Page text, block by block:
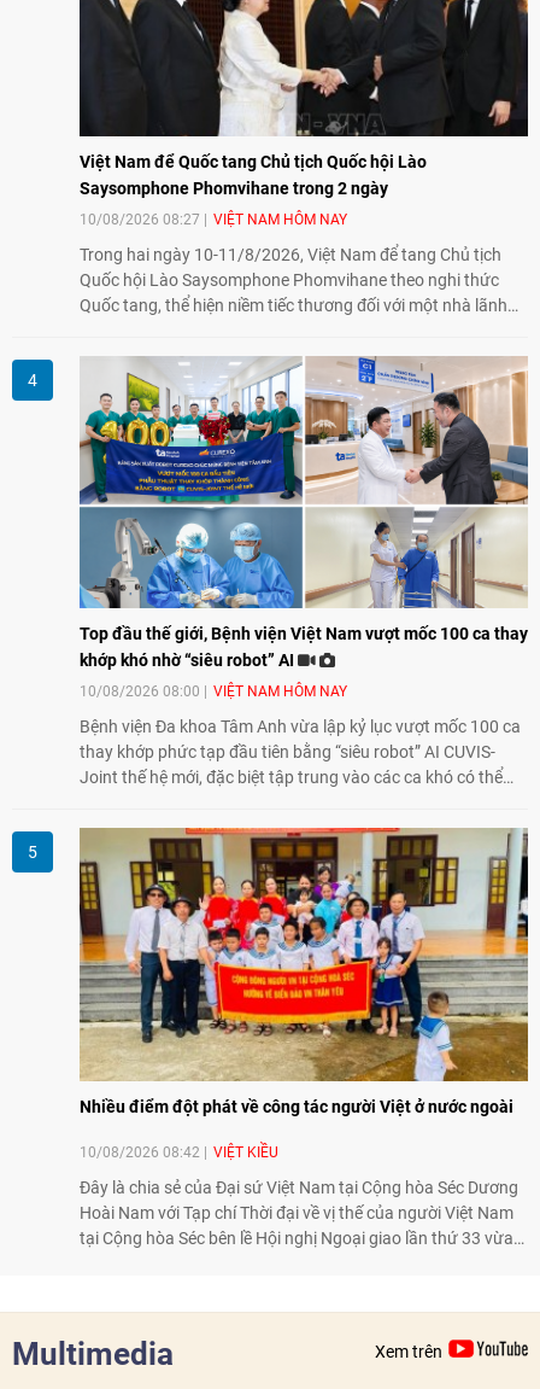
Việt Nam để Quốc tang Chủ tịch Quốc hội Lào
Saysomphone Phomvihane trong 2 ngày
10/08/2026 08:27 VIỆT NAM HÔM NAY
Trong hai ngày 10-11/8/2026, Việt Nam để tang Chủ tịch
Quốc hội Lào Saysomphone Phomvihane theo nghi thức
Quốc tang, thể hiện niềm tiếc thương đối với một nhà lãnh
nghị vĩ đại, đoàn kết đặc biệt Việt Nam - Lào.
Top đầu thế giới, Bệnh viện Việt Nam vượt mốc 100 ca thay
khớp khó nhờ “siêu robot” AI
10/08/2026 08:00 VIỆT NAM HÔM NAY
Bệnh viện Đa khoa Tâm Anh vừa lập kỷ lục vượt mốc 100 ca
thay khớp phức tạp đầu tiên bằng “siêu robot” AI CUVIS-
Joint thế hệ mới, đặc biệt tập trung vào các ca khó có thể
mở ra cơ hội mới cho nhiều người bệnh đang đối mặt nguy
cơ “tàn phế”.
Nhiều điểm đột phát về công tác người Việt ở nước ngoài
10/08/2026 08:42 VIỆT KIỀU
Đây là chia sẻ của Đại sứ Việt Nam tại Cộng hòa Séc Dương
Hoài Nam với Tạp chí Thời đại về vị thế của người Việt Nam
tại Cộng hòa Séc bên lề Hội nghị Ngoại giao lần thứ 33 vừa
Multimedia Xem trên